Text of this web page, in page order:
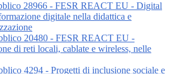
28966 - FESR REACT EU - Digital
digitale nella didattica e
20480 - FESR REACT EU -
di reti locali, cablate e wireless, nelle
4294 - Progetti di inclusione sociale e